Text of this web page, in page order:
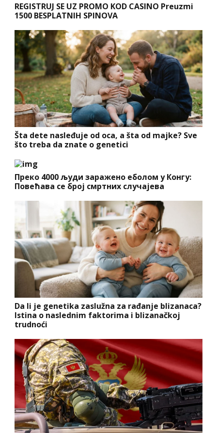
REGISTRUJ SE UZ PROMO KOD CASINO Preuzmi
1500 BESPLATNIH SPINOVA
Šta dete nasleđuje od oca, a šta od majke? Sve
što treba da znate o genetici
Преко 4000 људи заражено еболом у Конгу:
Повећава се број смртних случајева
Da li je genetika zaslužna za rađanje blizanaca?
Istina o naslednim faktorima i blizanačkoj
trudnoći